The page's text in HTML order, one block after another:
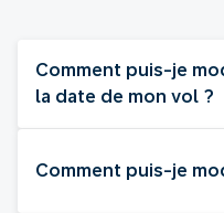
Comment puis-je
la date de mon vol ?
Comment puis-je